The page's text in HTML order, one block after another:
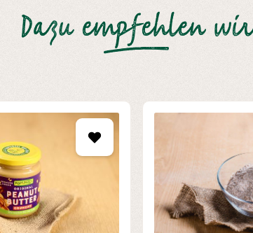
Dazu empfehlen wir